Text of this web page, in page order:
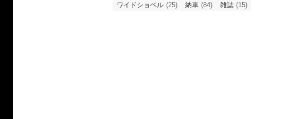
ワイドショベル (25) 納車 (84) 雑誌 (15)